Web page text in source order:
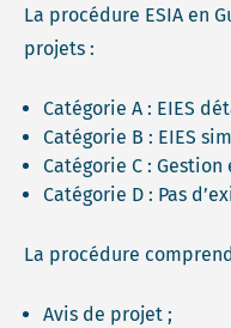
La procédure ESIA en
projets :
Catégorie A : EIES
Catégorie B : EIES
Catégorie C :
Catégorie D : Pas
La procédure
Avis de projet ;